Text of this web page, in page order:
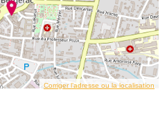
Corriger l’adresse ou la localisation